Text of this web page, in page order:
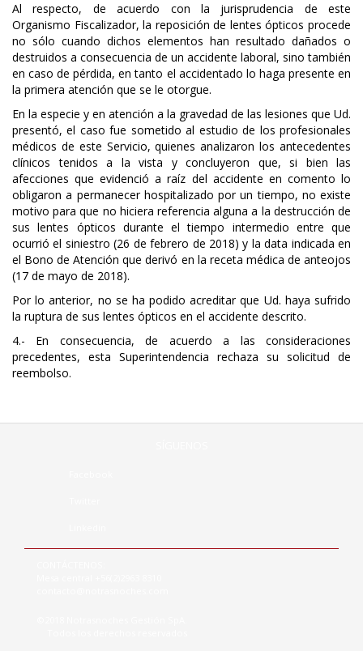
Al respecto, de acuerdo con la jurisprudencia de este
Organismo Fiscalizador, la reposición de lentes ópticos procede
no sólo cuando dichos elementos han resultado dañados o
destruidos a consecuencia de un accidente laboral, sino también
en caso de pérdida, en tanto el accidentado lo haga presente en
la primera atención que se le otorgue.
En la especie y en atención a la gravedad de las lesiones que Ud.
presentó, el caso fue sometido al estudio de los profesionales
médicos de este Servicio, quienes analizaron los antecedentes
clínicos tenidos a la vista y concluyeron que, si bien las
afecciones que evidenció a raíz del accidente en comento lo
obligaron a permanecer hospitalizado por un tiempo, no existe
motivo para que no hiciera referencia alguna a la destrucción de
sus lentes ópticos durante el tiempo intermedio entre que
ocurrió el siniestro (26 de febrero de 2018) y la data indicada en
el Bono de Atención que derivó en la receta médica de anteojos
(17 de mayo de 2018).
Por lo anterior, no se ha podido acreditar que Ud. haya sufrido
la ruptura de sus lentes ópticos en el accidente descrito.
4.- En consecuencia, de acuerdo a las consideraciones
precedentes, esta Superintendencia rechaza su solicitud de
reembolso.